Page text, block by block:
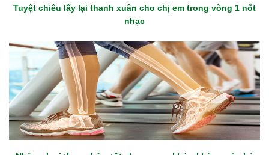
Tuyệt chiêu lấy lại thanh xuân cho chị em trong vòng 1 nốt
nhạc